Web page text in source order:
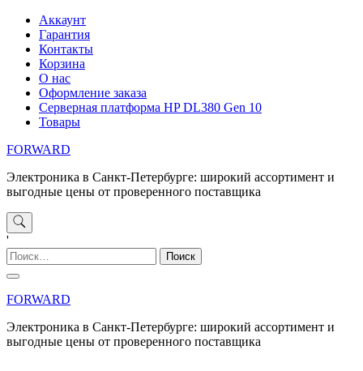
Перейти
содержимому
Аккаунт
Гарантия
Контакты
Корзина
О нас
Оформление заказа
Серверная платформа HP DL380 Gen 10
Товары
FORWARD
Электроника в Санкт-Петербурге: широкий ассортимент и
выгодные цены от проверенного поставщика
'
Найти:
FORWARD
Электроника в Санкт-Петербурге: широкий ассортимент и
выгодные цены от проверенного поставщика